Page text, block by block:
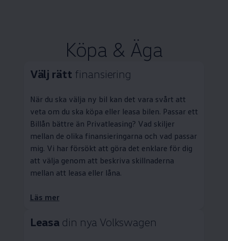
Köpa & Äga
Välj rätt finansiering
När du ska välja ny bil kan det vara svårt att
veta om du ska köpa eller leasa bilen. Passar ett
Billån bättre än Privatleasing? Vad skiljer
mellan de olika finansieringarna och vad passar
mig. Vi har försökt att göra det enklare för dig
att välja genom att beskriva skillnaderna
mellan att leasa eller låna.
Läs mer
Leasa din nya Volkswagen